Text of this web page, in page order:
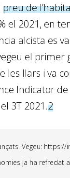
preu de
el 2021, en
alcista es
el
les llars i va
Indicator
3T 2021.2
Vegeu:
ja ha refredat